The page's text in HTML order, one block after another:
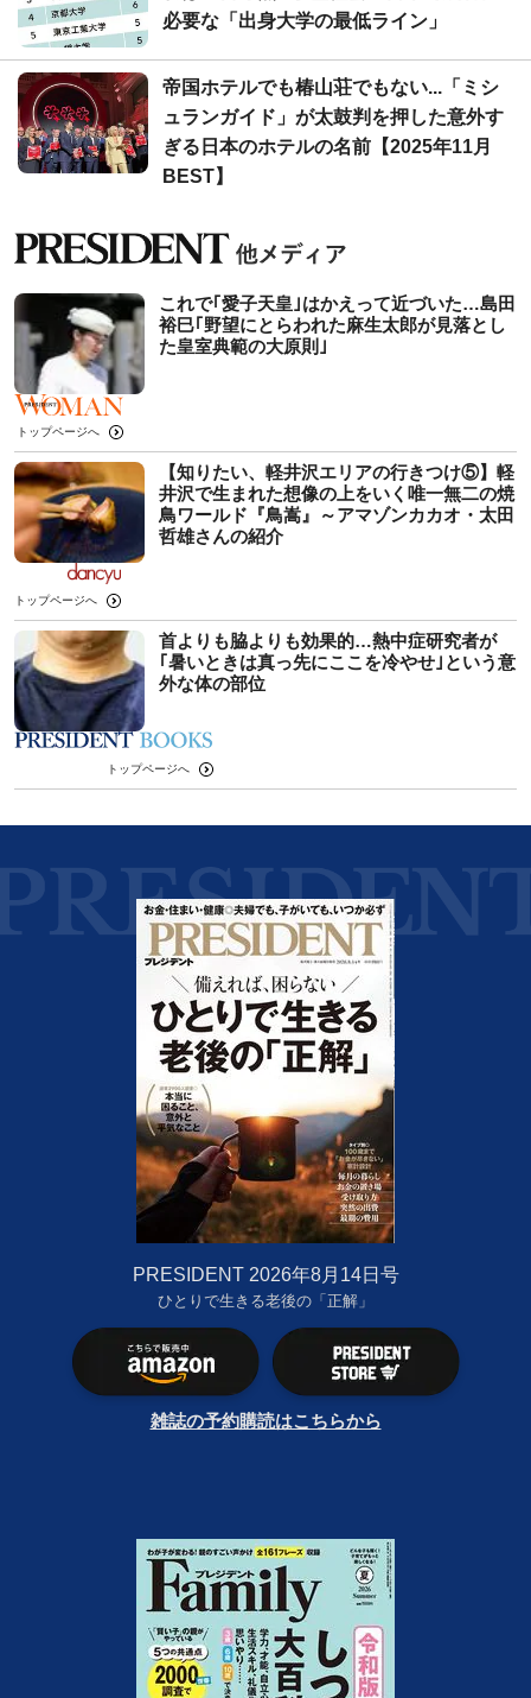
必要な「出身大学の最低ライン」
帝国ホテルでも椿山荘でもない...「ミシ
ュランガイド」が太鼓判を押した意外す
ぎる日本のホテルの名前【2025年11月
BEST】
これで｢愛子天皇｣はかえって近づいた…島田
裕巳｢野望にとらわれた麻生太郎が見落とし
た皇室典範の大原則｣
トップページへ
【知りたい、軽井沢エリアの行きつけ⑤】軽
井沢で生まれた想像の上をいく唯一無二の焼
鳥ワールド『鳥嵩』～アマゾンカカオ・太田
哲雄さんの紹介
トップページへ
首よりも脇よりも効果的…熱中症研究者が
｢暑いときは真っ先にここを冷やせ｣という意
外な体の部位
トップページへ
PRESIDENT 2026年8月14日号
ひとりで生きる老後の「正解」
雑誌の予約購読はこちらから